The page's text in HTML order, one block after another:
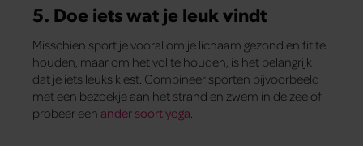
5. Doe iets wat je leuk vindt
Misschien sport je vooral om je lichaam gezond en fit te
houden, maar om het vol te houden, is het belangrijk
dat je iets leuks kiest. Combineer sporten bijvoorbeeld
met een bezoekje aan het strand en zwem in de zee of
probeer een ander soort yoga.